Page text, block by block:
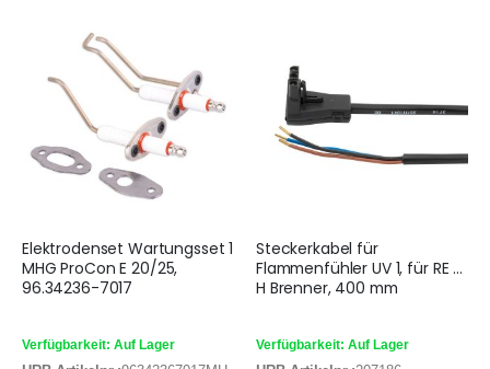
Elektrodenset Wartungsset 1
MHG ProCon E 20/25,
96.34236-7017
Verfügbarkeit: Auf Lager
Steckerkabel für
Flammenfühler UV 1, für RE ...
H Brenner, 400 mm
Verfügbarkeit: Auf Lager